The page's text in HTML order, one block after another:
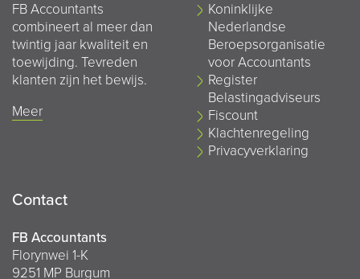
FB Accountants
combineert al meer dan
twintig jaar kwaliteit en
toewijding. Tevreden
klanten zijn het bewijs.
Meer
Koninklijke
Nederlandse
Beroepsorganisatie
voor Accountants
Register
Belastingadviseurs
Fiscount
Klachtenregeling
Privacyverklaring
Contact
FB Accountants
Florynwei 1-K
9251 MP Burgum